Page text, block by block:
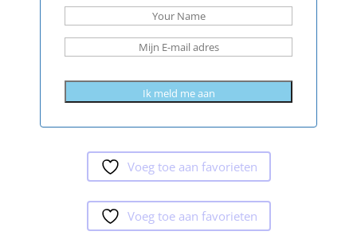
Voeg toe aan favorieten
Voeg toe aan favorieten